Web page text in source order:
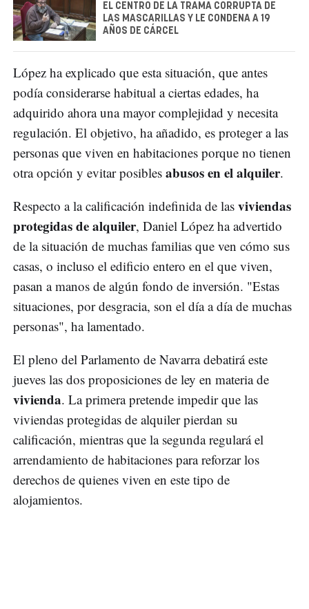
EL CENTRO DE LA TRAMA CORRUPTA DE
LAS MASCARILLAS Y LE CONDENA A 19
AÑOS DE CÁRCEL
López ha explicado que esta situación, que antes
podía considerarse habitual a ciertas edades, ha
adquirido ahora una mayor complejidad y necesita
regulación. El objetivo, ha añadido, es proteger a las
personas que viven en habitaciones porque no tienen
otra opción y evitar posibles abusos en el alquiler.
Respecto a la calificación indefinida de las viviendas
protegidas de alquiler, Daniel López ha advertido
de la situación de muchas familias que ven cómo sus
casas, o incluso el edificio entero en el que viven,
pasan a manos de algún fondo de inversión. "Estas
situaciones, por desgracia, son el día a día de muchas
personas", ha lamentado.
El pleno del Parlamento de Navarra debatirá este
jueves las dos proposiciones de ley en materia de
vivienda. La primera pretende impedir que las
viviendas protegidas de alquiler pierdan su
calificación, mientras que la segunda regulará el
arrendamiento de habitaciones para reforzar los
derechos de quienes viven en este tipo de
alojamientos.